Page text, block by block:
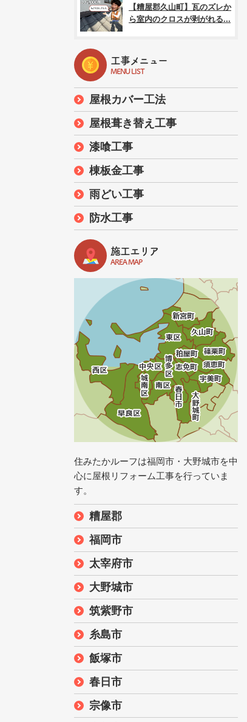
【糟屋郡久山町】瓦のズレか
ら室内のクロスが剥がれる...
工事メニュー
MENU LIST
屋根カバー工法
屋根葺き替え工事
漆喰工事
棟板金工事
雨どい工事
防水工事
施工エリア
AREA MAP
住みたかルーフは福岡市・大野城市を中
心に屋根リフォーム工事を行っていま
す。
糟屋郡
福岡市
太宰府市
大野城市
筑紫野市
糸島市
飯塚市
春日市
宗像市